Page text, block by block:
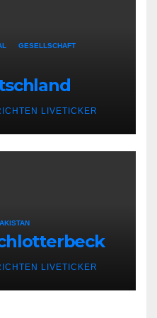
GESELLSCHAFT
LIVETICKER
LIVETICKER